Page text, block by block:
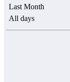
Last Month
All days